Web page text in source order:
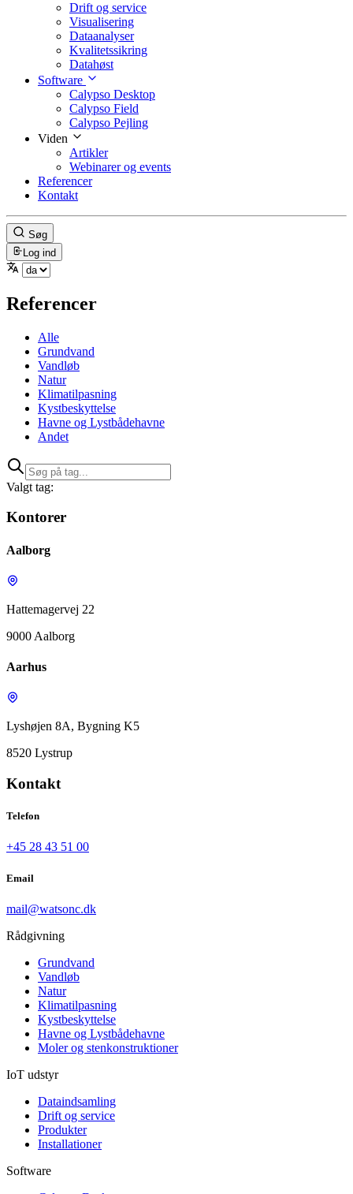
Drift og service
Visualisering
Dataanalyser
Kvalitetssikring
Datahøst
Software
Calypso Desktop
Calypso Field
Calypso Pejling
Viden
Artikler
Webinarer og events
Referencer
Kontakt
Søg
Log ind
Referencer
Alle
Grundvand
Vandløb
Natur
Klimatilpasning
Kystbeskyttelse
Havne og Lystbådehavne
Andet
Valgt tag:
Kontorer
Aalborg
Hattemagervej 22
9000 Aalborg
Aarhus
Lyshøjen 8A, Bygning K5
8520 Lystrup
Kontakt
Telefon
+45 28 43 51 00
Email
mail@watsonc.dk
Rådgivning
Grundvand
Vandløb
Natur
Klimatilpasning
Kystbeskyttelse
Havne og Lystbådehavne
Moler og stenkonstruktioner
IoT udstyr
Dataindsamling
Drift og service
Produkter
Installationer
Software